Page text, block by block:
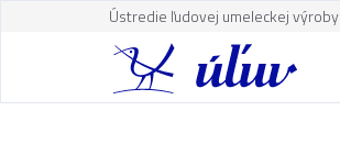
Ústredie ľudovej umeleckej výroby